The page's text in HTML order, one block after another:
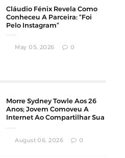
Cláudio Fénix Revela Como
Conheceu A Parceira: “Foi
Pelo Instagram”
May 05, 2026 0
Morre Sydney Towle Aos 26
Anos; Jovem Comoveu A
Internet Ao Compartilhar Sua
August 06, 2026 0